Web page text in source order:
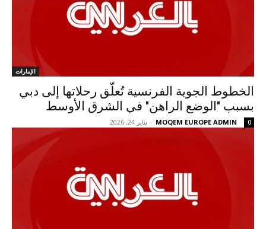
الإمارات
الخطوط الجوية الفرنسية تُعلّق رحلاتها إلى دبي
بسبب "الوضع الراهن" في الشرق الأوسط
MOQEM EUROPE ADMIN
- يناير 24, 2026 0